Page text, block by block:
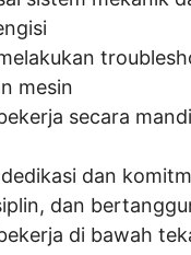
mesin
secara
dan
dan
di bawah